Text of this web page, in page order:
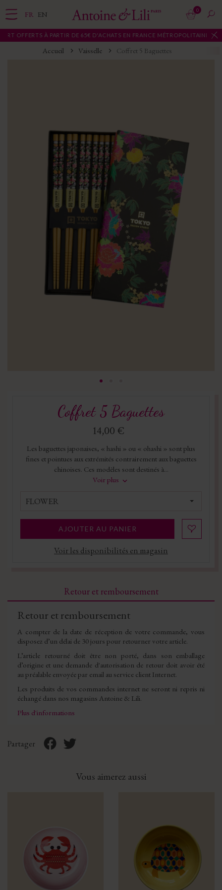
OFFERTS À PARTIR DE 65€ D'ACHATS EN FRANCE MÉTROPOLITAINE
FR EN 0
Accueil Vaisselle Coffret 5 Baguettes
Coffret 5 Baguettes
14,00 €
Les baguettes japonaises, « hashi » ou « ohashi » sont plus
fines et pointues aux extrémités contrairement aux baguettes
chinoises. Ces modèles sont destinés à...
Voir plus
FLOWER
AJOUTER AU PANIER
Voir les disponibilités en magasin
Retour et remboursement
Retour et remboursement
A compter de la date de réception de votre commande, vous
disposez d’un délai de 30 jours pour retourner votre article.
L’article retourné doit être non porté, dans son emballage
d’origine et une demande d'autorisation de retour doit avoir été
au préalable envoyée par email au service client Internet.
Les produits de vos commandes internet ne seront ni repris ni
échangé dans nos magasins Antoine & Lili.
Plus d'informations
Partager
Vous aimerez aussi